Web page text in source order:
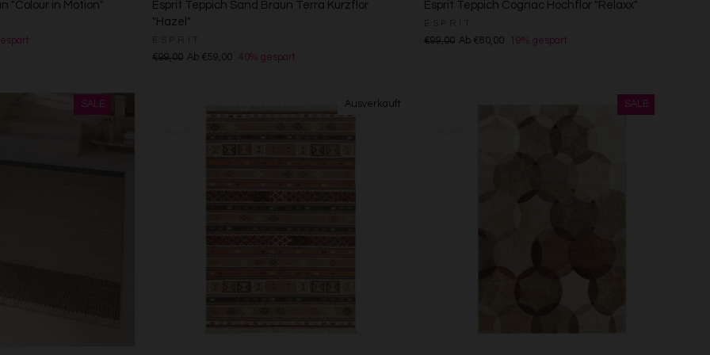
"Colour in Motion"
Esprit Teppich Sand Braun Terra Kurzflor
"Hazel"
€99,00 Ab €59,00 40% gespart
Esprit Teppich Cognac Hochflor "Relaxx"
€99,00 Ab €80,00 19% gespart